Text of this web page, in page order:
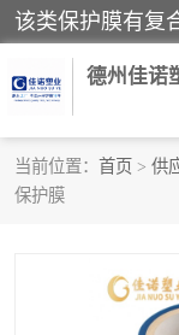
德州佳诺
当前位置： 首页 > 供
保护膜
pe保护膜